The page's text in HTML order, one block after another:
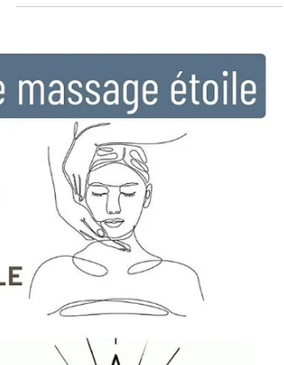
Des astuces d'auto massage pour
cou